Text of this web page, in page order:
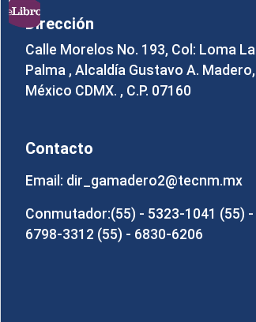
Dirección
Calle Morelos No. 193, Col: Loma La
Palma , Alcaldía Gustavo A. Madero,
México CDMX. , C.P. 07160
Contacto
Email: dir_gamadero2@tecnm.mx
Conmutador:(55) - 5323-1041 (55) -
6798-3312 (55) - 6830-6206